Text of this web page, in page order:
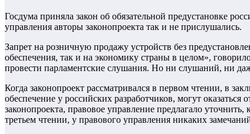
Госдума приняла закон об обязательной предустановке
управления авторы законопроекта так и не прислушались.
Запрет на розничную продажу устройств без
обеспечения, так и на экономику страны в целом»,
провести парламентские слушания. Но ни слушаний, ни
Когда законопроект рассматривался в первом чтении, в
обеспечение у российских разработчиков, могут
законопроекта, правовое управление предлагало
третьем чтении, у правового управления никаких